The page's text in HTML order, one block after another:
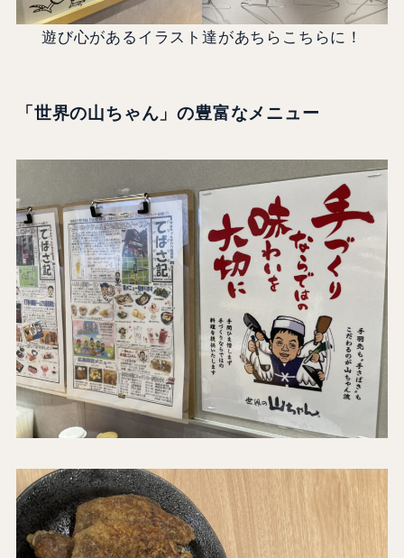
遊び心があるイラスト達があちらこちらに！
「世界の山ちゃん」の豊富なメニュー